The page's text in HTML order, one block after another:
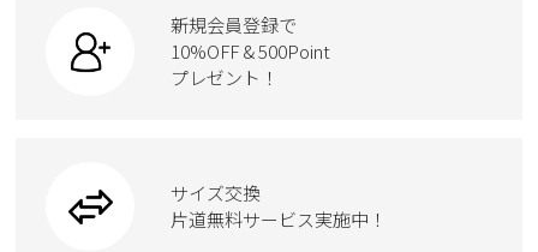
カジュアルシューズ
ワークシューズ
ウェア
ローファー
ブーツ
スクール
ボディバッグ
ハンドバッグ
トートバッグ
ケア用品
新規会員登録で
10%OFF & 500Point
プレゼント！
サイズ交換
片道無料サービス実施中！